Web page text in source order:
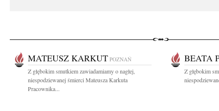
MATEUSZ KARKUT POZNAŃ
Z głębokim smutkiem zawiadamiamy o nagłej,
niespodziewanej śmierci Mateusza Karkuta
Pracownika...
BEATA
Z głębokim